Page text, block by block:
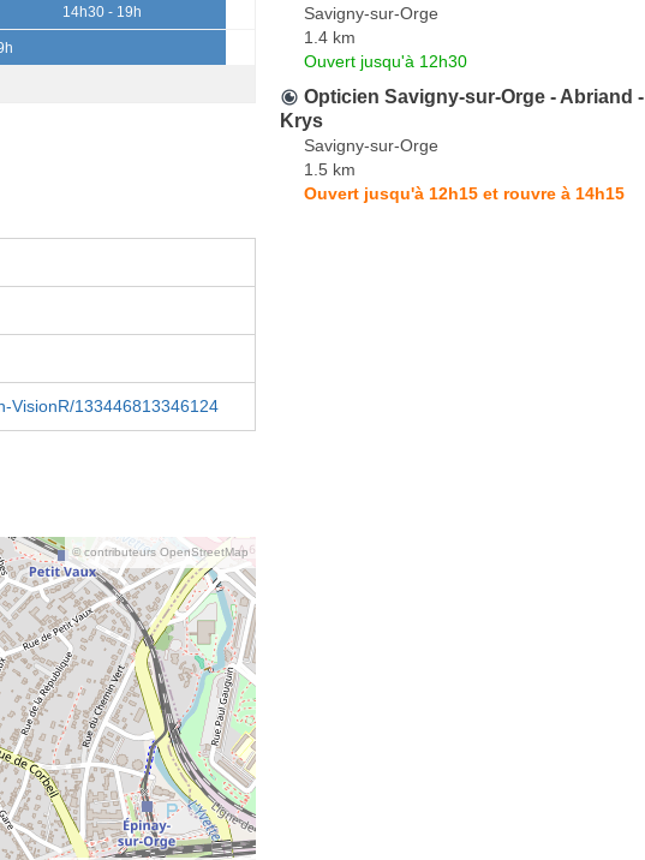
14h30 - 19h
VisionR/133446813346124
© contributeurs OpenStreetMap
Savigny-sur-Orge
1.4 km
Ouvert jusqu'à 12h30
Opticien Savigny-sur-Orge - Abriand -
Krys
Savigny-sur-Orge
1.5 km
Ouvert jusqu'à 12h15 et rouvre à 14h15